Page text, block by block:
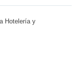
Hotelería y